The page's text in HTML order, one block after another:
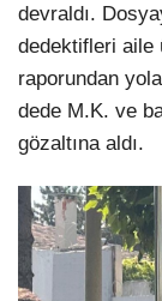
devraldı.
dedektifleri aile
raporundan
dede M.K. ve
gözaltına aldı.